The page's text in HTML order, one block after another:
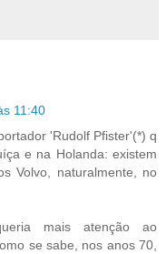
11:40
'Rudolf Pfister'(*) q
e na Holanda: existem
Volvo, naturalmente, no
mais atenção ao
se sabe, nos anos 70,